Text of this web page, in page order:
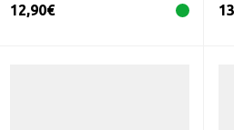
12,90€